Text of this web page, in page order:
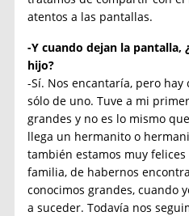
atentos a las pantallas.
-Y cuando dejan la pantalla,
hijo?
-Sí. Nos encantaría, pero
sólo de uno. Tuve a mi
grandes y no es lo mismo
llega un hermanito o
también estamos muy
familia, de habernos
conocimos grandes, cuando
a suceder. Todavía nos